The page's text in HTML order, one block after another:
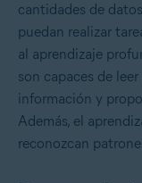
cantidades de
puedan realizar
al aprendizaje
son capaces de
información y
Además, el
reconozcan